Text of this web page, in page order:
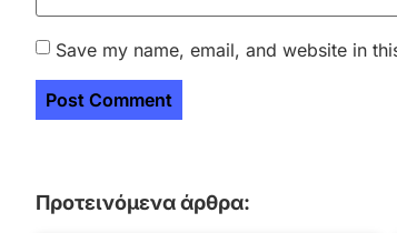
Save my name, email, and website in
Προτεινόμενα άρθρα: